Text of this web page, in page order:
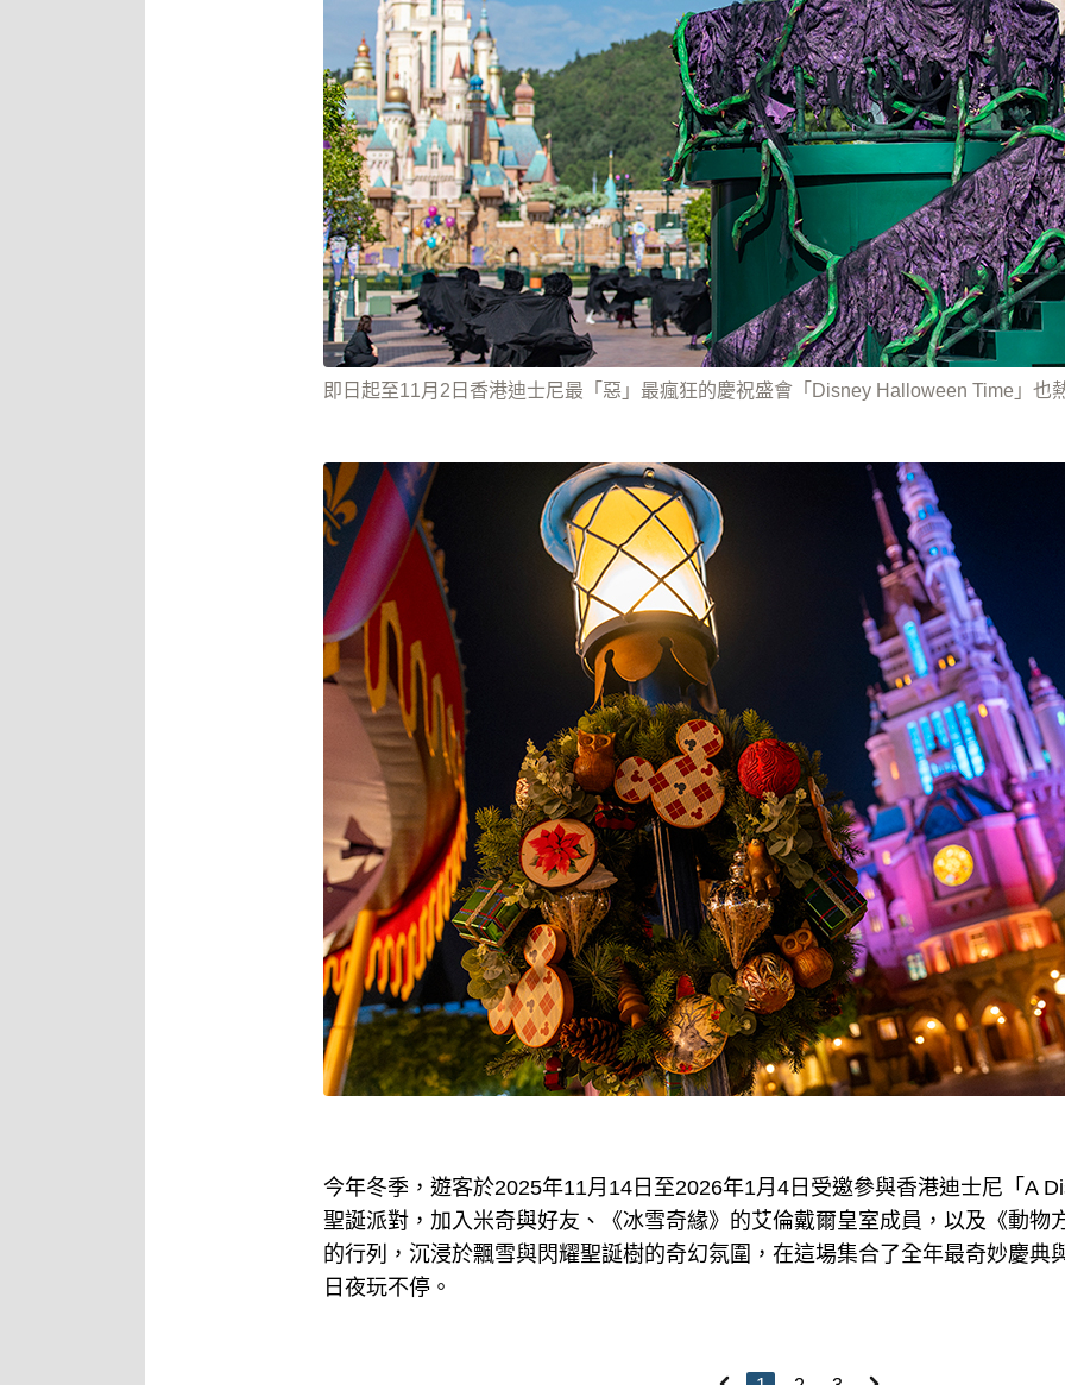
即日起至11月2日香港迪士尼最「惡」最瘋狂的慶祝盛會「Disney Halloween Time」也
今年冬季，遊客於2025年11月14日至2026年1月4日受邀參與香港迪士尼「A
聖誕派對，加入米奇與好友、《冰雪奇緣》的艾倫戴爾皇室成員，以及《動物
的行列，沉浸於飄雪與閃耀聖誕樹的奇幻氛圍，在這場集合了全年最奇妙慶典
日夜玩不停。